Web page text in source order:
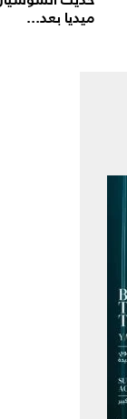
ميديا بعد...